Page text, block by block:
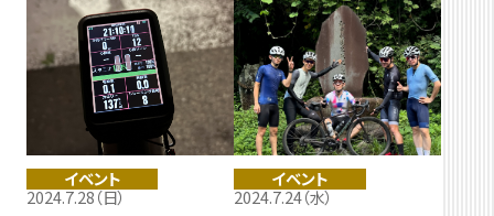
イベント
2024.7.28（日）
イベント
2024.7.24（水）